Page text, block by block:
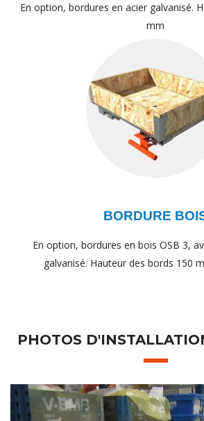
En option, bordures en acier galvanisé.
mm
BORDURE
En option, bordures en bois OSB 3,
galvanisé. Hauteur des bords 150
PHOTOS